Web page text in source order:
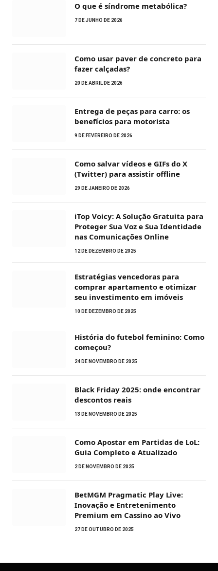
O que é síndrome metabólica?
7 DE JUNHO DE 2026
Como usar paver de concreto para
fazer calçadas?
20 DE ABRIL DE 2026
Entrega de peças para carro: os
benefícios para motorista
9 DE FEVEREIRO DE 2026
Como salvar vídeos e GIFs do X
(Twitter) para assistir offline
29 DE JANEIRO DE 2026
iTop Voicy: A Solução Gratuita para
Proteger Sua Voz e Sua Identidade
nas Comunicações Online
12 DE DEZEMBRO DE 2025
Estratégias vencedoras para
comprar apartamento e otimizar
seu investimento em imóveis
10 DE DEZEMBRO DE 2025
História do futebol feminino: Como
começou?
24 DE NOVEMBRO DE 2025
Black Friday 2025: onde encontrar
descontos reais
13 DE NOVEMBRO DE 2025
Como Apostar em Partidas de LoL:
Guia Completo e Atualizado
2 DE NOVEMBRO DE 2025
BetMGM Pragmatic Play Live:
Inovação e Entretenimento
Premium em Cassino ao Vivo
27 DE OUTUBRO DE 2025